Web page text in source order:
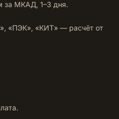
МКАД, 1–3 дня.
«ПЭК», «КИТ» — расчёт от